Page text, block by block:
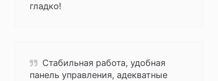
гладко!
Стабильная работа, удобная
панель управления, адекватные